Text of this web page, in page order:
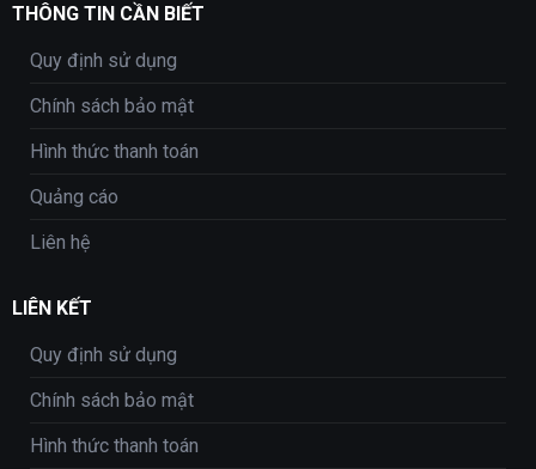
THÔNG TIN CẦN BIẾT
Quy định sử dụng
Chính sách bảo mật
Hình thức thanh toán
Quảng cáo
Liên hệ
LIÊN KẾT
Quy định sử dụng
Chính sách bảo mật
Hình thức thanh toán